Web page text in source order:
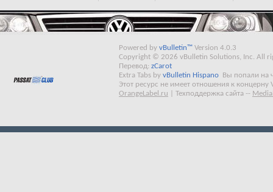
Powered by vBulletin™ Version 4.0.3
Copyright © 2026 vBulletin Solutions, Inc. All
Перевод: zCarot
Extra Tabs by vBulletin Hispano
Вы попали на
Этот ресурс не имеет отношения к концерну
OrangeLabel.ru
Техподдержка сайта --